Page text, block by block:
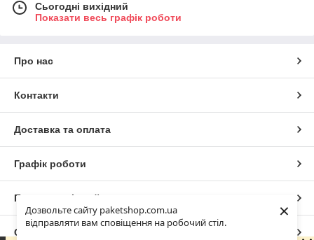
Дозвольте сайту paketshop.com.ua
відправляти вам сповіщення на робочий стіл.
×
Сьогодні вихідний
Показати весь графік роботи
Про нас
Контакти
Доставка та оплата
Графік роботи
Повна версія сайту
Сайт створено на маркетплейсі